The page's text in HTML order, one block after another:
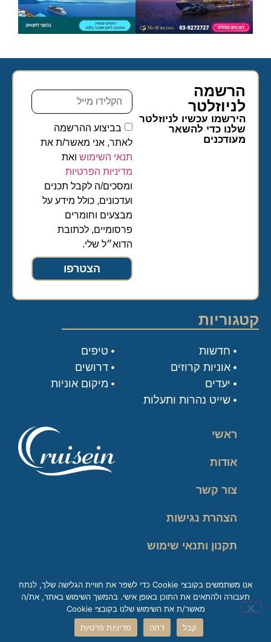
הרשמה
לניוזלטר​
הירשמו עכשיו לניוזלטר
שלנו כדי להשאר
מעודכנים
בביצוע ההרשמה
לאתר, אני מאשר/ת את
תנאי השימושואת
מדיניות הפרטיות
ומסכים/ה לקבל תכנים
ועדכונים, כולל מידע על
מבצעים וחומרים
פרסומיים, לכתובת
הדוא״ל שלי.
הצטרפו
ראשי
אודות
צור קשר
הצהרת נגישות
תקנון ותנאי שימוש
זכות עיון במידע
קטגוריות
טיפים
דרושים
מיקום אוניות
חדשות
אוניות קרוזים
יעדים
שייט נהרות ותעלות
אנו משתמשים בקובצי Cookie כדי לשפר את חוויית הגלישה שלך, לנתח
תעבורה ולהתאים את התוכן באופן אישי. בהמשך השימוש באתר, את/ה
מאשר/ת את השימוש שלנו בקובצי Cookie
קבל
דחה מדיניות פרטיות